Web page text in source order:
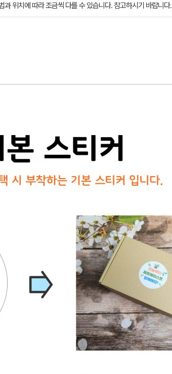
과 위치에 따라 조금씩 다를 수 있습니다. 참고하시기 바랍니다.